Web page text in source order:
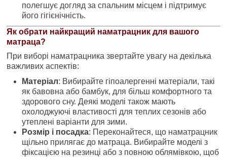
полегшує догляд за спальним місцем і підтримує
його гігієнічність.
Як обрати найкращий наматрацник для вашого
матраца?
При виборі наматрацника звертайте увагу на декілька
важливих аспектів:
Матеріал: Вибирайте гіпоалергенні матеріали, такі
як бавовна або бамбук, для більш комфортного та
здорового сну. Деякі моделі також мають
охолоджуючі властивості для теплих сезонів або
утеплені варіанти для зими.
Розмір і посадка: Переконайтеся, що наматрацник
щільно прилягає до матраца. Вибирайте моделі з
фіксацією на резинці або з повною облямівкою, щоб